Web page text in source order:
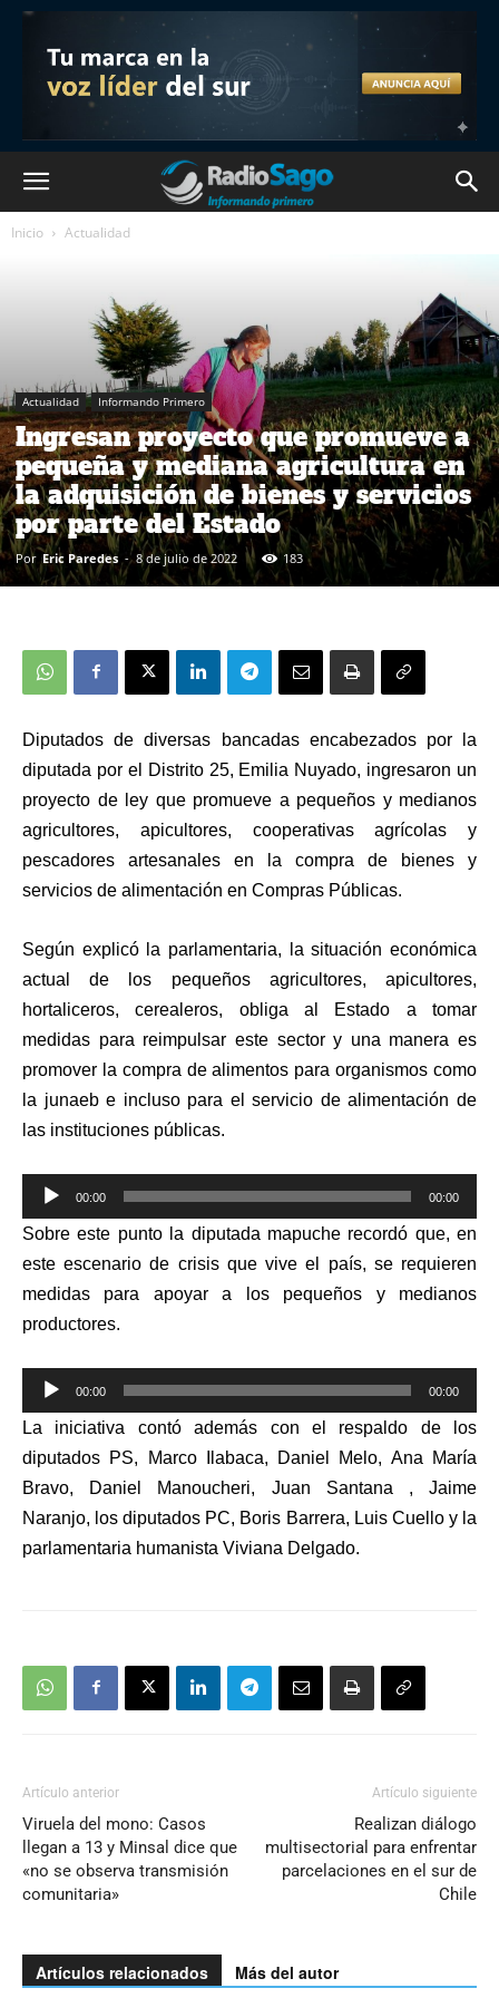
Inicio Actualidad
Actualidad Informando Primero
Ingresan proyecto que promueve a
pequeña y mediana agricultura en
la adquisición de bienes y servicios
por parte del Estado
Por Eric Paredes - 8 de julio de 2022 183
Diputados de diversas bancadas encabezados por la
diputada por el Distrito 25, Emilia Nuyado, ingresaron un
proyecto de ley que promueve a pequeños y medianos
agricultores, apicultores, cooperativas agrícolas y
pescadores artesanales en la compra de bienes y
servicios de alimentación en Compras Públicas.
Según explicó la parlamentaria, la situación económica
actual de los pequeños agricultores, apicultores,
hortaliceros, cerealeros, obliga al Estado a tomar
medidas para reimpulsar este sector y una manera es
promover la compra de alimentos para organismos como
la junaeb e incluso para el servicio de alimentación de
las instituciones públicas.
Reproductor
de
audio
00:00 00:00
Sobre este punto la diputada mapuche recordó que, en
este escenario de crisis que vive el país, se requieren
medidas para apoyar a los pequeños y medianos
productores.
Reproductor
de
audio
00:00 00:00
La iniciativa contó además con el respaldo de los
diputados PS, Marco Ilabaca, Daniel Melo, Ana María
Bravo, Daniel Manoucheri, Juan Santana , Jaime
Naranjo, los diputados PC, Boris Barrera, Luis Cuello y la
parlamentaria humanista Viviana Delgado.
Artículo anterior
Viruela del mono: Casos
llegan a 13 y Minsal dice que
«no se observa transmisión
comunitaria»
Artículo siguiente
Realizan diálogo
multisectorial para enfrentar
parcelaciones en el sur de
Chile
Artículos relacionados Más del autor